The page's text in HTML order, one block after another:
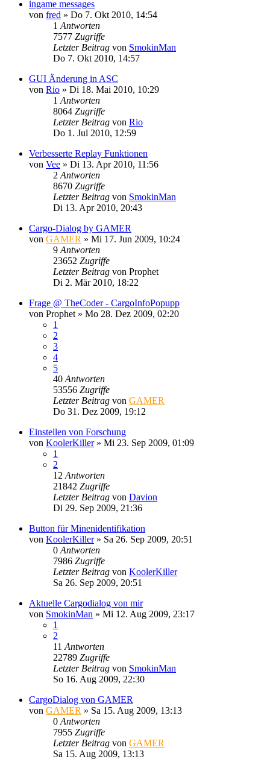
ingame messages
von fred » Do 7. Okt 2010, 14:54
1 Antworten
7577 Zugriffe
Letzter Beitrag von SmokinMan
Do 7. Okt 2010, 14:57
GUI Änderung in ASC
von Rio » Di 18. Mai 2010, 10:29
1 Antworten
8064 Zugriffe
Letzter Beitrag von Rio
Do 1. Jul 2010, 12:59
Verbesserte Replay Funktionen
von Vee » Di 13. Apr 2010, 11:56
2 Antworten
8670 Zugriffe
Letzter Beitrag von SmokinMan
Di 13. Apr 2010, 20:43
Cargo-Dialog by GAMER
von GAMER » Mi 17. Jun 2009, 10:24
9 Antworten
23652 Zugriffe
Letzter Beitrag von Prophet
Di 2. Mär 2010, 18:22
Frage @ TheCoder - CargoInfoPopupp
von Prophet » Mo 28. Dez 2009, 02:20
1
2
3
4
5
40 Antworten
53556 Zugriffe
Letzter Beitrag von GAMER
Do 31. Dez 2009, 19:12
Einstellen von Forschung
von KoolerKiller» Mi 23. Sep 2009, 01:09
1
2
12 Antworten
21842 Zugriffe
Letzter Beitrag von Davion
Di 29. Sep 2009, 21:36
Button für Minenidentifikation
von KoolerKiller» Sa 26. Sep 2009, 20:51
0 Antworten
7986 Zugriffe
Letzter Beitrag von KoolerKiller
Sa 26. Sep 2009, 20:51
Aktuelle Cargodialog von mir
von SmokinMan » Mi 12. Aug 2009, 23:17
1
2
11 Antworten
22789 Zugriffe
Letzter Beitrag von SmokinMan
So 16. Aug 2009, 22:30
CargoDialog von GAMER
von GAMER » Sa 15. Aug 2009, 13:13
0 Antworten
7955 Zugriffe
Letzter Beitrag von GAMER
Sa 15. Aug 2009, 13:13